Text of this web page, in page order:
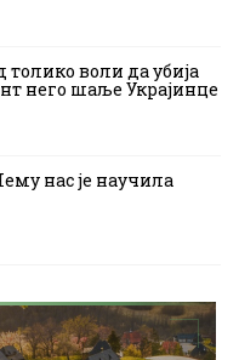
воли да убија
него шаље Украјинце
нас је научила